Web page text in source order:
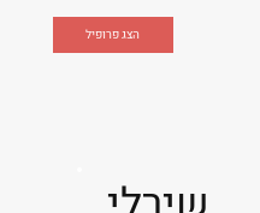
הצג פרופיל